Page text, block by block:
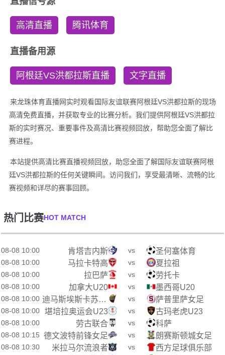
高清直播 腾讯体育
直播备用源
阿根廷VS洪都拉斯直播 文字直播
来龙珠体育直播网实时观看国际友谊联赛阿根廷VS洪都拉斯的现场
高清免费直播，并获取专业的比赛分析。我们提供阿根廷VS洪都拉
斯的实时赛况、重要事件及高清比赛视频回放，帮助您全面了解比
赛进程。
本站提供高清比赛直播视频回放，助您全面了解国际友谊联赛阿根
廷VS洪都拉斯的任何关键瞬间。访问我们，享受最清晰、流畅的比
赛视频和详尽的赛事回顾。
热门比赛HOT MATCH
08-08 10:00 肯塔吉内斯 vs 圣何塞体育
08-08 10:00 马拉卡特高 vs 夏拉祖
08-08 10:00 拉巴萨 vs 劳托卡
08-08 10:00 加拿大U20 vs 墨西哥U20
08-08 10:00 迪马斯埃斯卡苏女足 vs 萨普里萨女足
08-08 10:00 堪培拉奥运会U23 vs 古玛老虎U23
08-08 10:00 劳古联合 vs 科萨
08-08 10:15 德文波特前锋女足 vs 朗赛斯顿城女足
08-08 10:30 米拉马尔流浪者 vs 西方足球俱乐部